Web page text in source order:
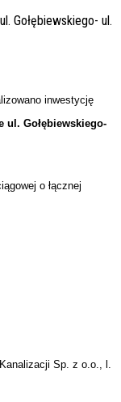
inwestycję
ul. Gołębiewskiego-
o łącznej
Sp. z o.o., l.